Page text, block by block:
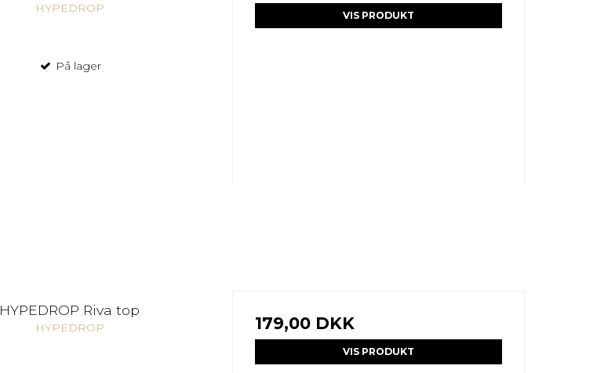
HYPEDROP
På lager
VIS PRODUKT
HYPEDROP Riva top
HYPEDROP 179,00 DKK
VIS PRODUKT